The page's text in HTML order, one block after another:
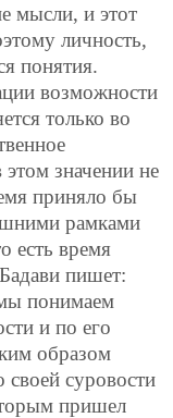
мысли, и этот
личность,
понятия.
возможности
только во
значении не
приняло бы
рамками
есть время
пишет:
понимаем
и по его
образом
своей суровости
пришел